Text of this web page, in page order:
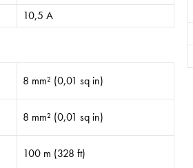
10,5 A
8 mm² (0,01 sq in)
8 mm² (0,01 sq in)
100 m (328 ft)